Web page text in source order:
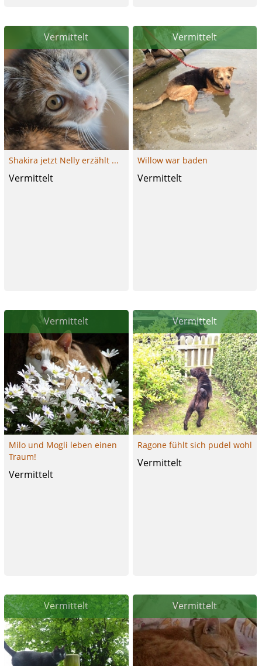
Vermittelt
Shakira jetzt Nelly erzählt ...
Vermittelt
Vermittelt
Willow war baden
Vermittelt
Vermittelt
Milo und Mogli leben einen
Traum!
Vermittelt
Vermittelt
Ragone fühlt sich pudel wohl
Vermittelt
Vermittelt Vermittelt